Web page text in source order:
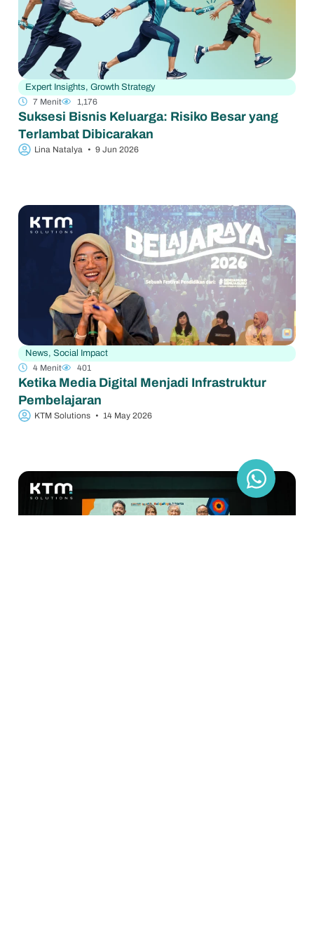
Expert Insights, Growth Strategy
7 Menit
1,176
Suksesi Bisnis Keluarga: Risiko Besar yang
Terlambat Dibicarakan
Lina Natalya • 9 Jun 2026
News, Social Impact
4 Menit
401
Ketika Media Digital Menjadi Infrastruktur
Pembelajaran
KTM Solutions • 14 May 2026